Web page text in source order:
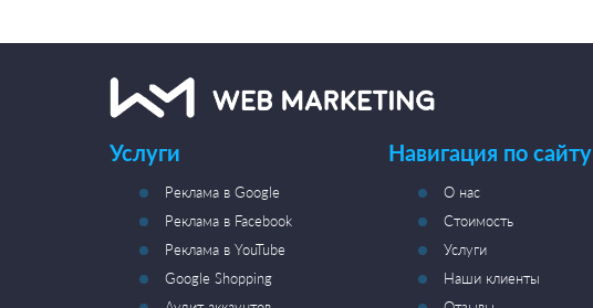
Услуги
Реклама в Google
Реклама в Facebook
Реклама в YouTube
Google Shopping
Навигация по сайту
О нас
Стоимость
Услуги
Наши клиенты